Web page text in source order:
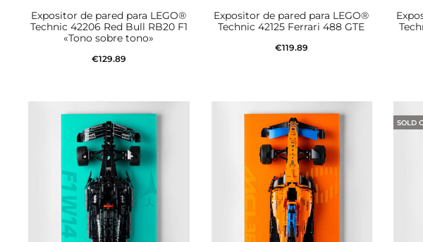
Expositor de pared para LEGO®
Technic 42206 Red Bull RB20 F1
«Tono sobre tono»
€129.89
Expositor de pared para LEGO®
Technic 42125 Ferrari 488 GTE
€119.89
SOLD